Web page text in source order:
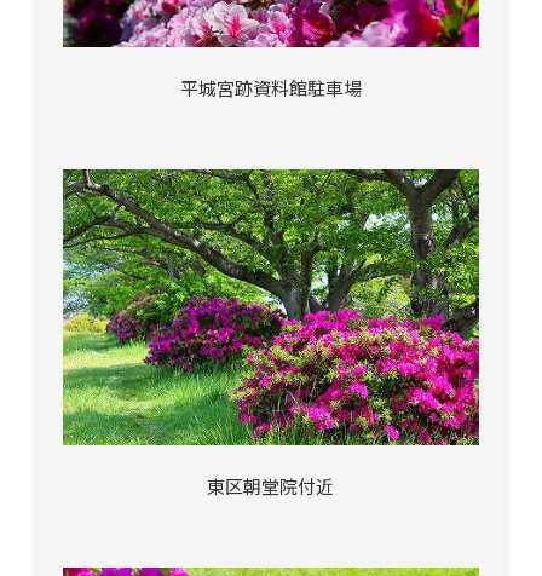
平城宮跡資料館駐車場
東区朝堂院付近